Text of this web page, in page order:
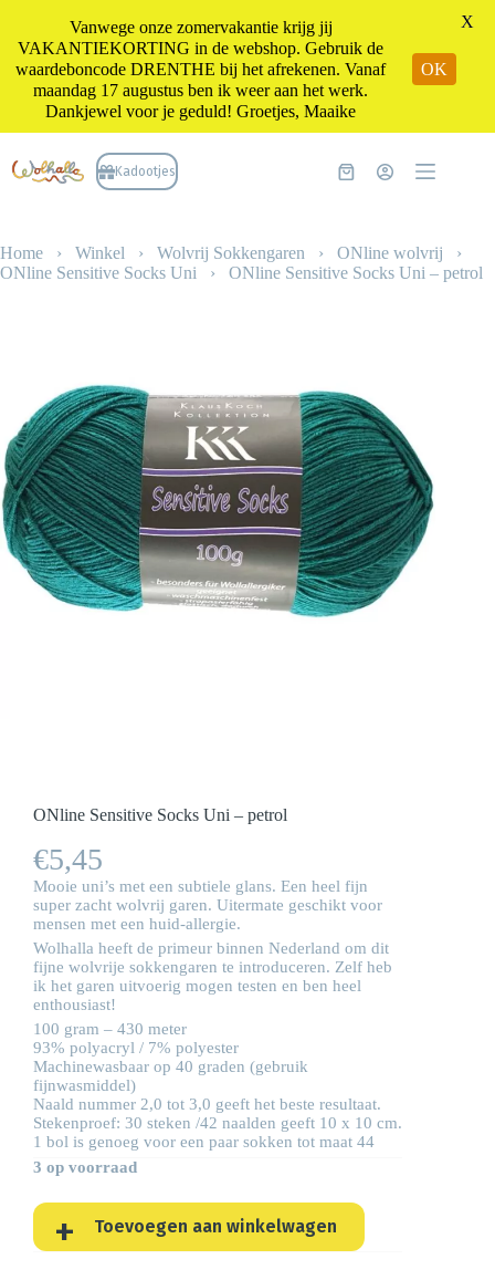
naar
de
Kadootjes Winkelwagen
Home › Winkel › Wolvrij Sokkengaren › ONline wolvrij ›
ONline Sensitive Socks Uni › ONline Sensitive Socks Uni – petrol
ONline Sensitive Socks Uni – petrol
€5,45
Mooie uni’s met een subtiele glans. Een heel fijn
super zacht wolvrij garen. Uitermate geschikt voor
mensen met een huid-allergie.
Wolhalla heeft de primeur binnen Nederland om dit
fijne wolvrije sokkengaren te introduceren. Zelf heb
ik het garen uitvoerig mogen testen en ben heel
enthousiast!
100 gram – 430 meter
93% polyacryl / 7% polyester
Machinewasbaar op 40 graden (gebruik
fijnwasmiddel)
Naald nummer 2,0 tot 3,0 geeft het beste resultaat.
Stekenproef: 30 steken /42 naalden geeft 10 x 10 cm.
1 bol is genoeg voor een paar sokken tot maat 44
3 op voorraad
Toevoegen aan winkelwagen
Vanwege onze zomervakantie krijg jij
VAKANTIEKORTING in de webshop. Gebruik de
waardeboncode DRENTHE bij het afrekenen. Vanaf
maandag 17 augustus ben ik weer aan het werk.
Dankjewel voor je geduld! Groetjes, Maaike
OK
X